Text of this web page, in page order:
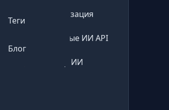
Автоматизация
Бесплатные ИИ API
Детектор ИИ
Теги
Блог